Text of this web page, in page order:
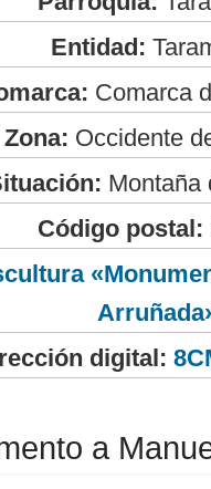
Entidad:
Comarca
Zona: Occidente
Montaña
Código postal:
digital:
a